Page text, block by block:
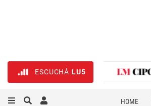
ESCUCHÁ LU5
HOME